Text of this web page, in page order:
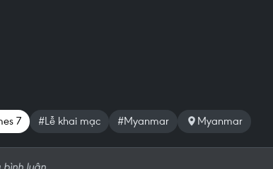
7 #Lễ khai mạc #Myanmar Myanmar